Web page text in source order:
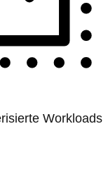
Workloads